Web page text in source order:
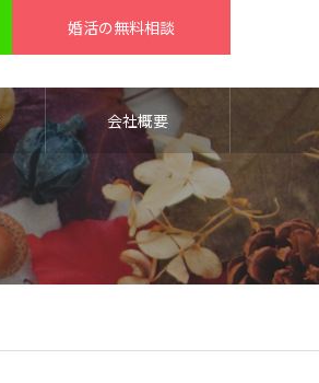
婚活の無料相談
会社概要